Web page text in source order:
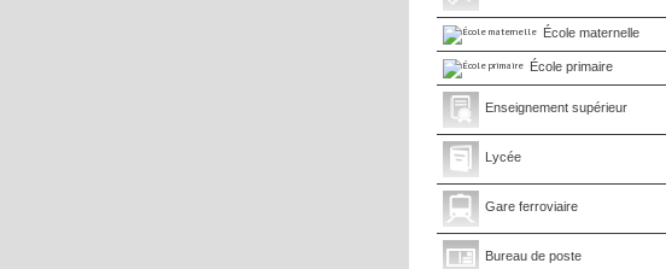
École maternelle
École primaire
Enseignement supérieur
Lycée
Gare ferroviaire
Bureau de poste